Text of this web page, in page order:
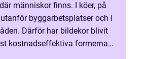
människor finns. I köer, på
byggarbetsplatser och i
Därför har bildekor blivit
kostnadseffektiva formerna